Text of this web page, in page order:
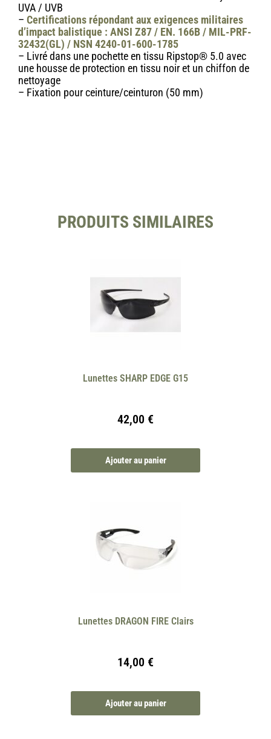
UVA / UVB
– Certifications répondant aux exigences militaires
d’impact balistique : ANSI Z87 / EN. 166B / MIL-PRF-
32432(GL) / NSN 4240-01-600-1785
– Livré dans une pochette en tissu Ripstop® 5.0 avec
une housse de protection en tissu noir et un chiffon de
nettoyage
– Fixation pour ceinture/ceinturon (50 mm)
PRODUITS SIMILAIRES
Lunettes SHARP EDGE G15
42,00 €
Ajouter au panier
Lunettes DRAGON FIRE Clairs
14,00 €
Ajouter au panier